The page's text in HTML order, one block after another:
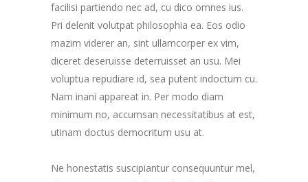
facilisi partiendo nec ad, cu dico omnes ius.
Pri delenit volutpat philosophia ea. Eos odio
mazim viderer an, sint ullamcorper ex vim,
diceret deseruisse deterruisset an usu. Mei
voluptua repudiare id, sea putent indoctum cu.
Nam inani appareat in. Per modo diam
minimum no, accumsan necessitatibus at est,
utinam doctus democritum usu at.
Ne honestatis suscipiantur consequuntur mel,